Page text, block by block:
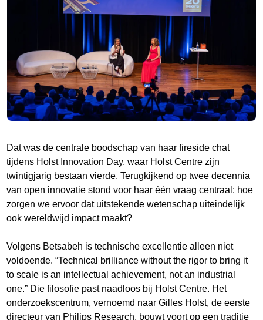
Dat was de centrale boodschap van haar fireside chat
tijdens Holst Innovation Day, waar Holst Centre zijn
twintigjarig bestaan vierde. Terugkijkend op twee decennia
van open innovatie stond voor haar één vraag centraal: hoe
zorgen we ervoor dat uitstekende wetenschap uiteindelijk
ook wereldwijd impact maakt?
Volgens Betsabeh is technische excellentie alleen niet
voldoende. “Technical brilliance without the rigor to bring it
to scale is an intellectual achievement, not an industrial
one.” Die filosofie past naadloos bij Holst Centre. Het
onderzoekscentrum, vernoemd naar Gilles Holst, de eerste
directeur van Philips Research, bouwt voort op een traditie